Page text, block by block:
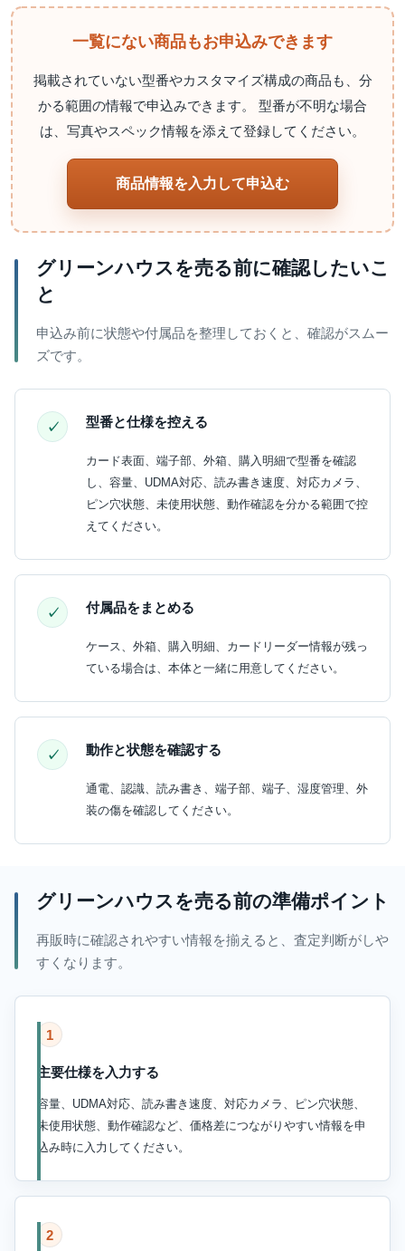
一覧にない商品もお申込みできます
掲載されていない型番やカスタマイズ構成の商品も、分
かる範囲の情報で申込みできます。 型番が不明な場合
は、写真やスペック情報を添えて登録してください。
商品情報を入力して申込む
グリーンハウスを売る前に確認したいこ
と
申込み前に状態や付属品を整理しておくと、確認がスムー
ズです。
型番と仕様を控える
カード表面、端子部、外箱、購入明細で型番を確認
し、容量、UDMA対応、読み書き速度、対応カメラ、
ピン穴状態、未使用状態、動作確認を分かる範囲で控
えてください。
付属品をまとめる
ケース、外箱、購入明細、カードリーダー情報が残っ
ている場合は、本体と一緒に用意してください。
動作と状態を確認する
通電、認識、読み書き、端子部、端子、湿度管理、外
装の傷を確認してください。
グリーンハウスを売る前の準備ポイント
再販時に確認されやすい情報を揃えると、査定判断がしや
すくなります。
1
主要仕様を入力する
容量、UDMA対応、読み書き速度、対応カメラ、ピン穴状態、
未使用状態、動作確認など、価格差につながりやすい情報を申
込み時に入力してください。
2